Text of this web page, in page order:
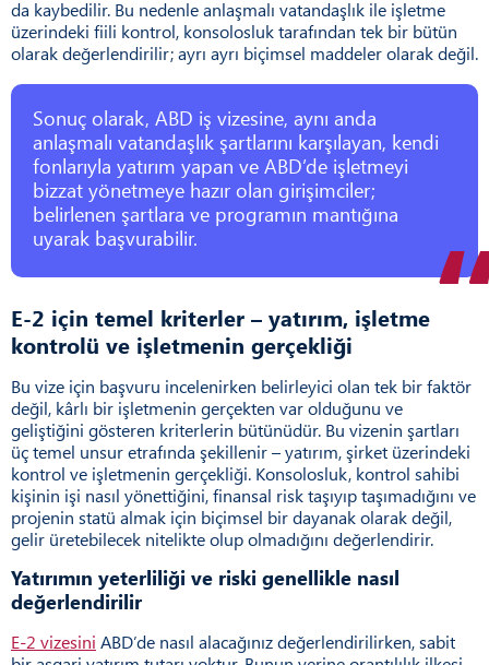
da kaybedilir. Bu nedenle anlaşmalı vatandaşlık ile işletme
üzerindeki fiili kontrol, konsolosluk tarafından tek bir bütün
olarak değerlendirilir; ayrı ayrı biçimsel maddeler olarak değil.
Sonuç olarak, ABD iş vizesine, aynı anda
anlaşmalı vatandaşlık şartlarını karşılayan, kendi
fonlarıyla yatırım yapan ve ABD’de işletmeyi
bizzat yönetmeye hazır olan girişimciler;
belirlenen şartlara ve programın mantığına
uyarak başvurabilir.
E-2 için temel kriterler – yatırım, işletme
kontrolü ve işletmenin gerçekliği
Bu vize için başvuru incelenirken belirleyici olan tek bir faktör
değil, kârlı bir işletmenin gerçekten var olduğunu ve
geliştiğini gösteren kriterlerin bütünüdür. Bu vizenin şartları
üç temel unsur etrafında şekillenir – yatırım, şirket üzerindeki
kontrol ve işletmenin gerçekliği. Konsolosluk, kontrol sahibi
kişinin işi nasıl yönettiğini, finansal risk taşıyıp taşımadığını ve
projenin statü almak için biçimsel bir dayanak olarak değil,
gelir üretebilecek nitelikte olup olmadığını değerlendirir.
Yatırımın yeterliliği ve riski genellikle nasıl
değerlendirilir
E-2 vizesini ABD’de nasıl alacağınız değerlendirilirken, sabit